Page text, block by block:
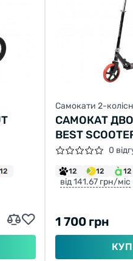
12
Самокати 2-
САМОКАТ
BEST
ЧОРНИЙ
0
12 12 12
від 141.67 грн/міс
1 700 грн